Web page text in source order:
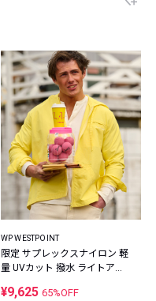
WP WESTPOINT
限定 サプレックスナイロン 軽
量 UVカット 撥水 ライトアウ
¥9,625 65%OFF